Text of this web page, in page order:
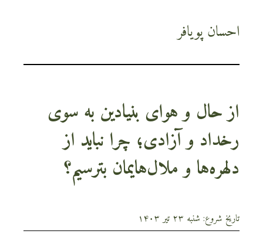
احسان پویافر
از حال و هوای بنیادین به سوی
رخداد و آزادی؛ چرا نباید از
دلهره‌ها و ملال‌هایمان بترسیم؟
تاریخ شروع: شنبه ۲۳ تیر ۱۴۰۳